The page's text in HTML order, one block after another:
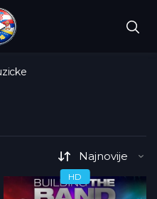
HD